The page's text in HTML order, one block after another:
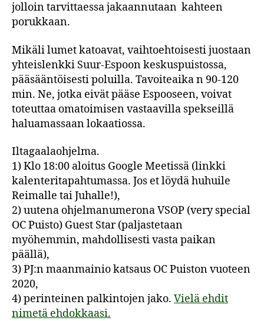
jolloin tarvittaessa jakaannutaan kahteen
porukkaan.
Mikäli lumet katoavat, vaihtoehtoisesti juostaan
yhteislenkki Suur-Espoon keskuspuistossa,
pääsääntöisesti poluilla. Tavoiteaika n 90-120
min. Ne, jotka eivät pääse Espooseen, voivat
toteuttaa omatoimisen vastaavilla spekseillä
haluamassaan lokaatiossa.
Iltagaalaohjelma.
1) Klo 18:00 aloitus Google Meetissä (linkki
kalenteritapahtumassa. Jos et löydä huhuile
Reimalle tai Juhalle!),
2) uutena ohjelmanumerona VSOP (very special
OC Puisto) Guest Star (paljastetaan
myöhemmin, mahdollisesti vasta paikan
päällä),
3) PJ:n maanmainio katsaus OC Puiston vuoteen
2020,
4) perinteinen palkintojen jako. Vielä ehdit
nimetä ehdokkaasi.